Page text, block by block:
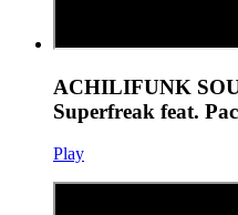
ACHILIFUNK
Superfreak feat.
Play